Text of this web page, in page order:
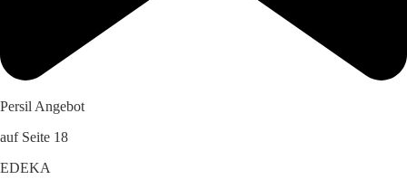
Persil Angebot
auf Seite 18
EDEKA